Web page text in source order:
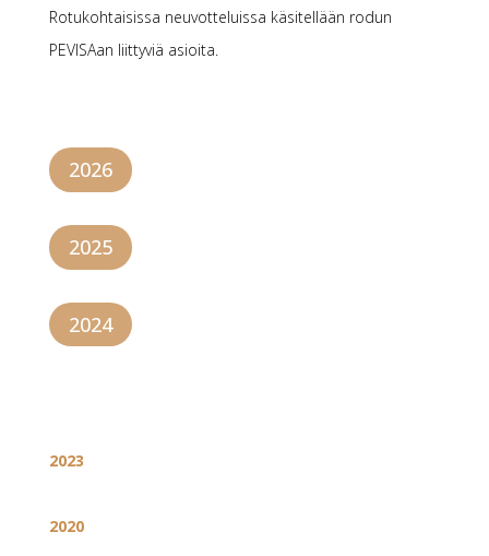
Rotukohtaisissa neuvotteluissa käsitellään rodun
PEVISAan liittyviä asioita.
2026
2025
2024
2023
2020